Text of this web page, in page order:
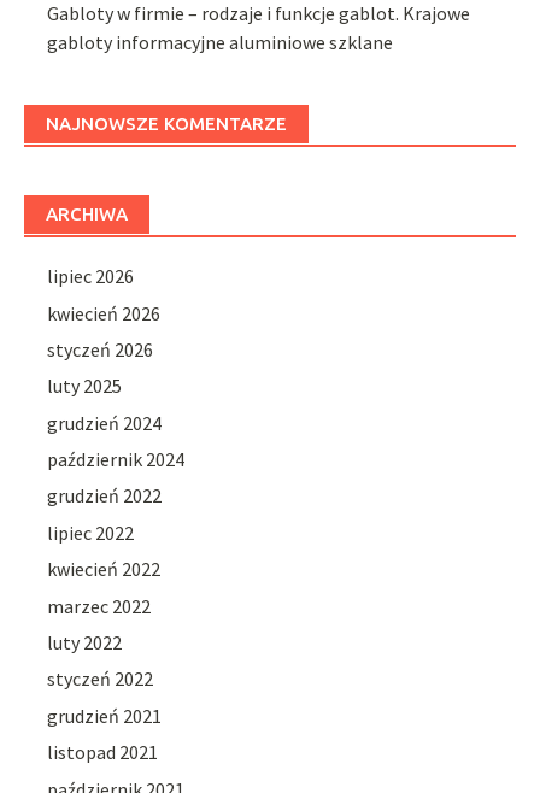
Gabloty w firmie – rodzaje i funkcje gablot. Krajowe
gabloty informacyjne aluminiowe szklane
NAJNOWSZE KOMENTARZE
ARCHIWA
lipiec 2026
kwiecień 2026
styczeń 2026
luty 2025
grudzień 2024
październik 2024
grudzień 2022
lipiec 2022
kwiecień 2022
marzec 2022
luty 2022
styczeń 2022
grudzień 2021
listopad 2021